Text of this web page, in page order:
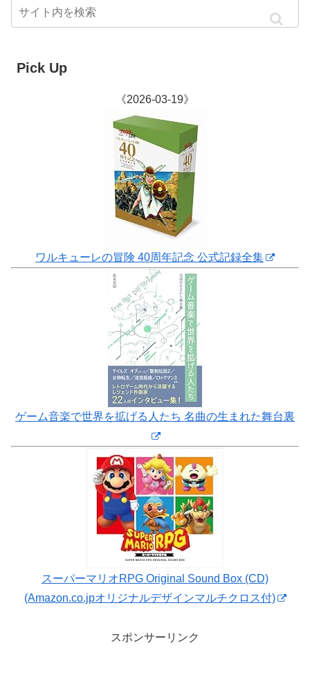
Pick Up
《2026-03-19》
ワルキューレの冒険 40周年記念 公式記録全集
ゲーム音楽で世界を拡げる人たち 名曲の生まれた舞台裏
スーパーマリオRPG Original Sound Box (CD)
(Amazon.co.jpオリジナルデザインマルチクロス付)
スポンサーリンク